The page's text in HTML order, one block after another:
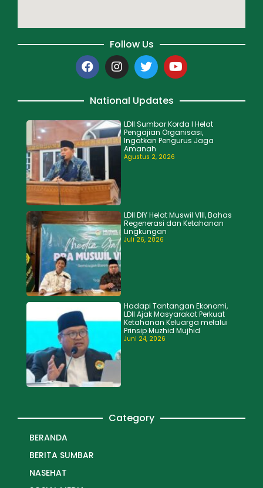
Follow Us
National Updates
LDII Sumbar Korda I Helat
Pengajian Organisasi,
Ingatkan Pengurus Jaga
Amanah
Agustus 2, 2026
LDII DIY Helat Muswil VIII, Bahas
Regenerasi dan Ketahanan
Lingkungan
Juli 26, 2026
Hadapi Tantangan Ekonomi,
LDII Ajak Masyarakat Perkuat
Ketahanan Keluarga melalui
Prinsip Muzhid Mujhid
Juni 24, 2026
Category
BERANDA
BERITA SUMBAR
NASEHAT